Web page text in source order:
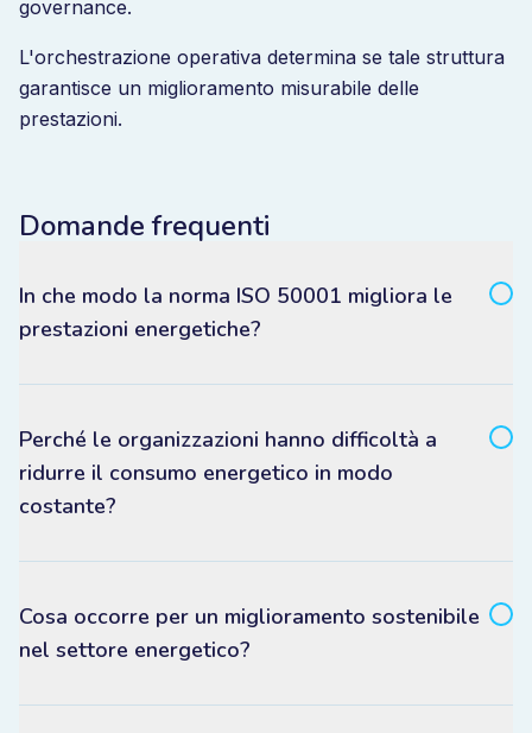
governance.
L'orchestrazione operativa determina se tale struttura
garantisce un miglioramento misurabile delle
prestazioni.
Domande frequenti
In che modo la norma ISO 50001 migliora le
prestazioni energetiche?
Perché le organizzazioni hanno difficoltà a
ridurre il consumo energetico in modo
costante?
Cosa occorre per un miglioramento sostenibile
nel settore energetico?